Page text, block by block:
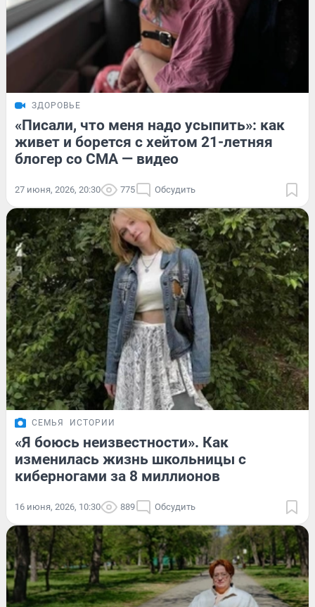
ЗДОРОВЬЕ
«Писали, что меня надо усыпить»: как
живет и борется с хейтом 21-летняя
блогер со СМА — видео
27 июня, 2026, 20:30 775 Обсудить
СЕМЬЯ ИСТОРИИ
«Я боюсь неизвестности». Как
изменилась жизнь школьницы с
киберногами за 8 миллионов
16 июня, 2026, 10:30 889 Обсудить